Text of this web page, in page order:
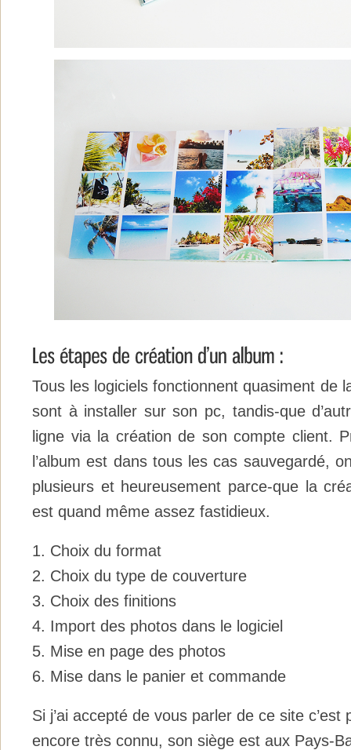
Tous les logiciels fonctionnent quasiment de
sont à installer sur son pc, tandis-que
ligne via la création de son compte client.
l’album est dans tous les cas sauvegardé,
plusieurs et heureusement parce-que la
est quand même assez fastidieux.
1. Choix du format
2. Choix du type de couverture
3. Choix des finitions
4. Import des photos dans le logiciel
5. Mise en page des photos
6. Mise dans le panier et commande
Si j’ai accepté de vous parler de ce site c’est
encore très connu, son siège est aux Pays-